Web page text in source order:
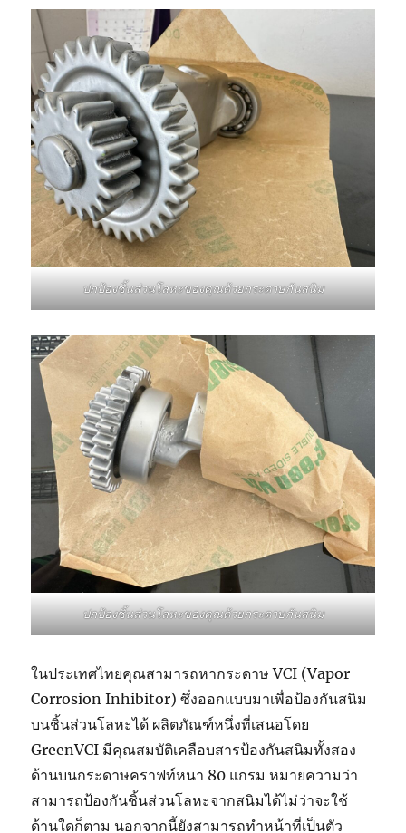
ปกป้องชิ้นส่วนโลหะของคุณด้วยกระดาษกันสนิม
ปกป้องชิ้นส่วนโลหะของคุณด้วยกระดาษกันสนิม
ในประเทศไทยคุณสามารถหากระดาษ VCI (Vapor
Corrosion Inhibitor) ซึ่งออกแบบมาเพื่อป้องกันสนิม
บนชิ้นส่วนโลหะได้ ผลิตภัณฑ์หนึ่งที่เสนอโดย
GreenVCI มีคุณสมบัติเคลือบสารป้องกันสนิมทั้งสอง
ด้านบนกระดาษคราฟท์หนา 80 แกรม หมายความว่า
สามารถป้องกันชิ้นส่วนโลหะจากสนิมได้ไม่ว่าจะใช้
ด้านใดก็ตาม นอกจากนี้ยังสามารถทำหน้าที่เป็นตัว